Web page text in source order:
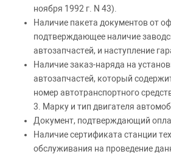
ноября 1992 г. N 43).
Наличие пакета документов от
подтверждающее наличие
автозапчастей, и наступление
Наличие заказ-наряда на
автозапчастей, который
номер автотранспортного
3. Марку и тип двигателя
Документ, подтверждающий
Наличие сертификата станции
обслуживания на проведение